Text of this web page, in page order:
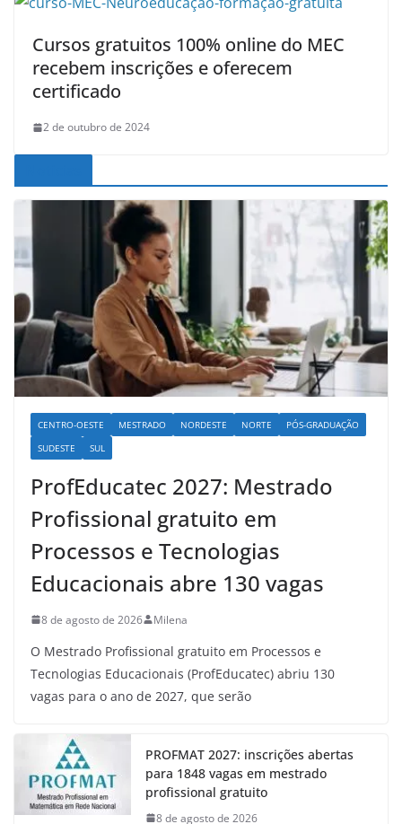
Cursos gratuitos 100% online do MEC
recebem inscrições e oferecem
certificado
2 de outubro de 2024
CENTRO-OESTE MESTRADO NORDESTE NORTE
PÓS-GRADUAÇÃO
SUDESTE
SUL
ProfEducatec 2027: Mestrado
Profissional gratuito em
Processos e Tecnologias
Educacionais abre 130 vagas
8 de agosto de 2026 Milena
O Mestrado Profissional gratuito em Processos e
Tecnologias Educacionais (ProfEducatec) abriu 130
vagas para o ano de 2027, que serão
PROFMAT 2027: inscrições abertas
para 1848 vagas em mestrado
profissional gratuito
8 de agosto de 2026